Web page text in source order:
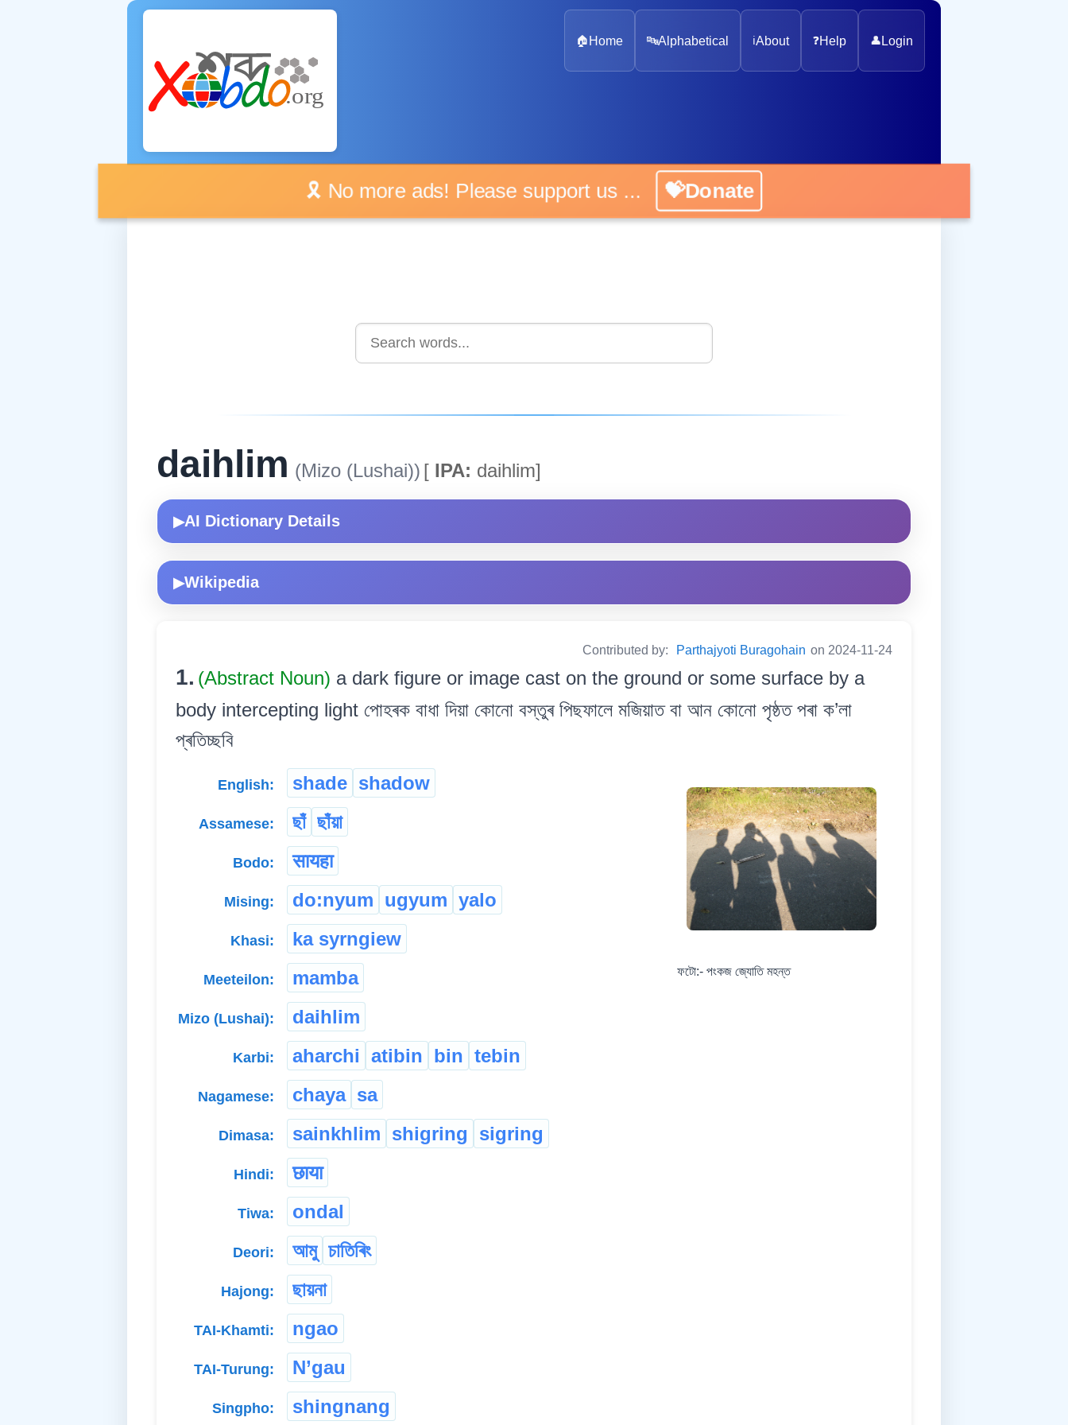
🏠 Home 🔤Alphabetical ℹ️About ❓Help 👤 Login
🎗️ No more ads! Please support us ... 💝Donate
daihlim (Mizo (Lushai)) [ IPA: daihlim]
▶AI Dictionary Details
▶Wikipedia
Contributed by: Parthajyoti Buragohain on 2024-11-24
1. (Abstract Noun) a dark figure or image cast on the ground or some surface by a
body intercepting light পোহৰক বাধা দিয়া কোনো বস্তুৰ পিছফালে মজিয়াত বা আন কোনো পৃষ্ঠত পৰা ক’লা
প্ৰতিচ্ছবি
ফটো:- পংকজ জ্যোতি মহন্ত
English: shade shadow
Assamese: ছাঁ ছাঁয়া
Bodo: सायहा
Mising: do:nyum ugyum yalo
Khasi: ka syrngiew
Meeteilon: mamba
Mizo (Lushai): daihlim
Karbi: aharchi atibin bin tebin
Nagamese: chaya sa
Dimasa: sainkhlim shigring sigring
Hindi: छाया
Tiwa: ondal
Deori: আমু চাতিৰিং
Hajong: ছায়না
TAI-Khamti: ngao
TAI-Turung: N’gau
Singpho: shingnang